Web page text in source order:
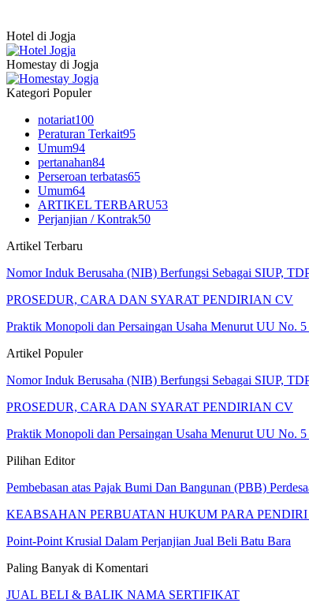
Hotel di Jogja
Homestay di Jogja
Kategori Populer
notariat100
Peraturan Terkait95
Umum94
pertanahan84
Perseroan terbatas65
Umum64
ARTIKEL TERBARU53
Perjanjian / Kontrak50
Artikel Terbaru
Nomor Induk Berusaha (NIB) Berfungsi Sebagai SIUP,
PROSEDUR, CARA DAN SYARAT PENDIRIAN CV
Praktik Monopoli dan Persaingan Usaha Menurut UU No.
Artikel Populer
Nomor Induk Berusaha (NIB) Berfungsi Sebagai SIUP,
PROSEDUR, CARA DAN SYARAT PENDIRIAN CV
Praktik Monopoli dan Persaingan Usaha Menurut UU No.
Pilihan Editor
Pembebasan atas Pajak Bumi Dan Bangunan (PBB)
KEABSAHAN PERBUATAN HUKUM PARA PENDIRI
Point-Point Krusial Dalam Perjanjian Jual Beli Batu Bara
Paling Banyak di Komentari
JUAL BELI & BALIK NAMA SERTIFIKAT